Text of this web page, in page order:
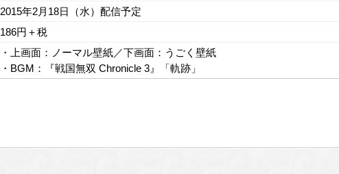
2015年2月18日（水）配信予定
186円＋税
・上画面：ノーマル壁紙／下画面：うごく壁紙
・BGM：『戦国無双 Chronicle 3』「軌跡」